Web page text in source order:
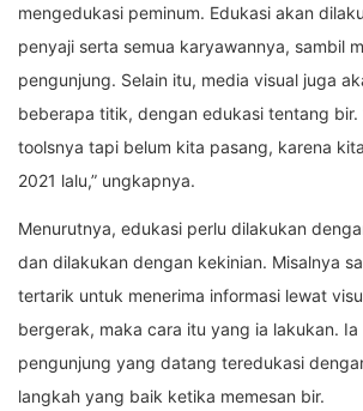
mengedukasi peminum. Edukasi akan
penyaji serta semua karyawannya, sambil
pengunjung. Selain itu, media visual juga
beberapa titik, dengan edukasi tentang bir.
toolsnya tapi belum kita pasang, karena
2021 lalu,” ungkapnya.
Menurutnya, edukasi perlu dilakukan
dan dilakukan dengan kekinian. Misalnya
tertarik untuk menerima informasi lewat
bergerak, maka cara itu yang ia lakukan. Ia
pengunjung yang datang teredukasi
langkah yang baik ketika memesan bir.